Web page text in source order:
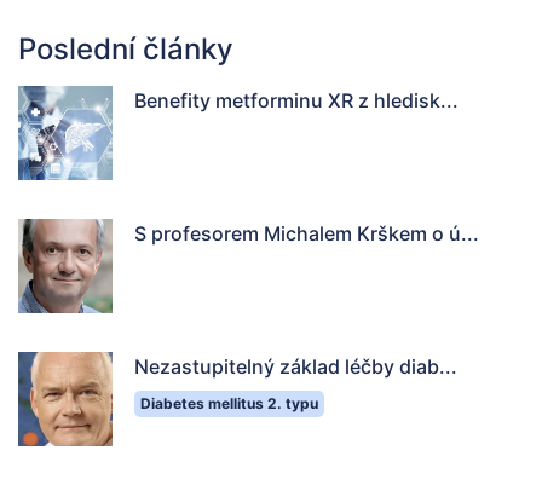
Poslední články
Benefity metforminu XR z hledisk...
S profesorem Michalem Krškem o ú...
Nezastupitelný základ léčby diab...
Diabetes mellitus 2. typu